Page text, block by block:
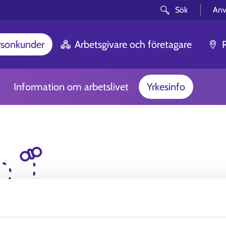
Sök
Arbetsgivare och företagare
Information om arbetslivet Yrkesinfo